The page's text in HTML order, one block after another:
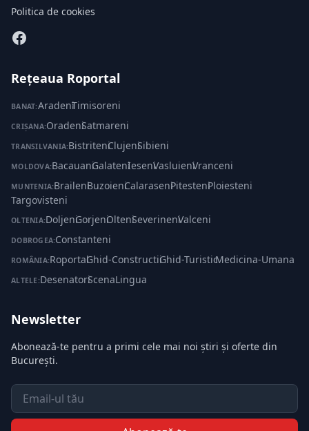
Politica de cookies
Rețeaua Roportal
BANAT:Aradeni·Timisoreni
CRIȘANA:Oradeni·Satmareni
TRANSILVANIA:Bistriteni·Clujeni·Sibieni
MOLDOVA:Bacauani·Galateni·Ieseni·Vasluieni·Vranceni
MUNTENIA:Braileni·Buzoieni·Calaraseni·Pitesteni·Ploiesteni·
Targovisteni
OLTENIA:Doljeni·Gorjeni·Olteni·Severineni·Valceni
DOBROGEA:Constanteni
ROMÂNIA:Roportal·Ghid-Constructii·Ghid-Turistic·Medicina-Umana
ALTELE:Desenatori·ScenaLingua
Newsletter
Abonează-te pentru a primi cele mai noi știri și oferte din
București.
Email